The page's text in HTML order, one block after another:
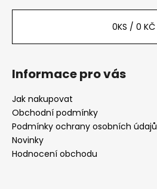
0KS / 0 KČ
Informace pro vás
Jak nakupovat
Obchodní podmínky
Podmínky ochrany osobních údajů
Novinky
Hodnocení obchodu